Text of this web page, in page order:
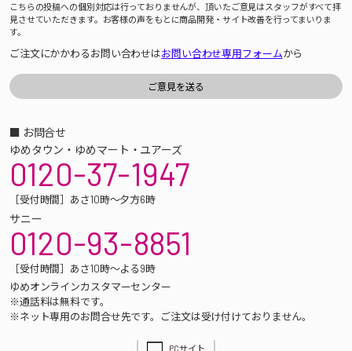
こちらの投稿への個別対応は行っておりませんが、頂いたご意見はスタッフがすべて拝
見させていただきます。お客様の声をもとに商品開発・サイト改善を行ってまいりま
す。
ご注文にかかわるお問い合わせはお問い合わせ専用フォームから
■ お問合せ
ゆめタウン・ゆめマート・ユアーズ
0120-37-1947
［受付時間］あさ10時～夕方6時
サニー
0120-93-8851
［受付時間］あさ10時～よる9時
ゆめオンラインカスタマーセンター
※通話料は無料です。
※ネット専用のお問合せ先です。ご注文は受け付けておりません。
PCサイト